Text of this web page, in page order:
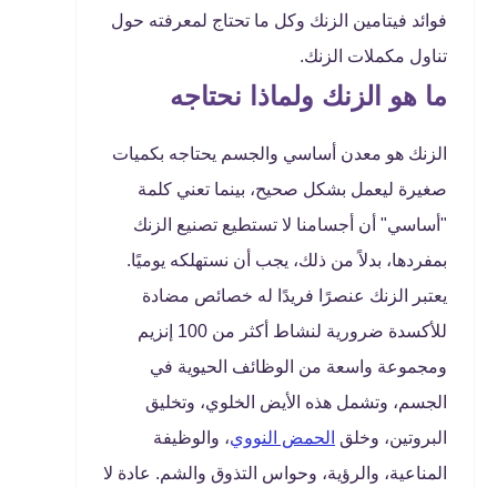
فوائد فيتامين الزنك وكل ما تحتاج لمعرفته حول
تناول مكملات الزنك.
ما هو الزنك ولماذا نحتاجه
الزنك هو معدن أساسي والجسم يحتاجه بكميات
صغيرة ليعمل بشكل صحيح، بينما تعني كلمة
"أساسي" أن أجسامنا لا تستطيع تصنيع الزنك
بمفردها، بدلاً من ذلك، يجب أن نستهلكه يوميًا.
يعتبر الزنك عنصرًا فريدًا له خصائص مضادة
للأكسدة ضرورية لنشاط أكثر من 100 إنزيم
ومجموعة واسعة من الوظائف الحيوية في
الجسم، وتشمل هذه الأيض الخلوي، وتخليق
البروتين، وخلق الحمض النووي، والوظيفة
المناعية، والرؤية، وحواس التذوق والشم. عادة لا